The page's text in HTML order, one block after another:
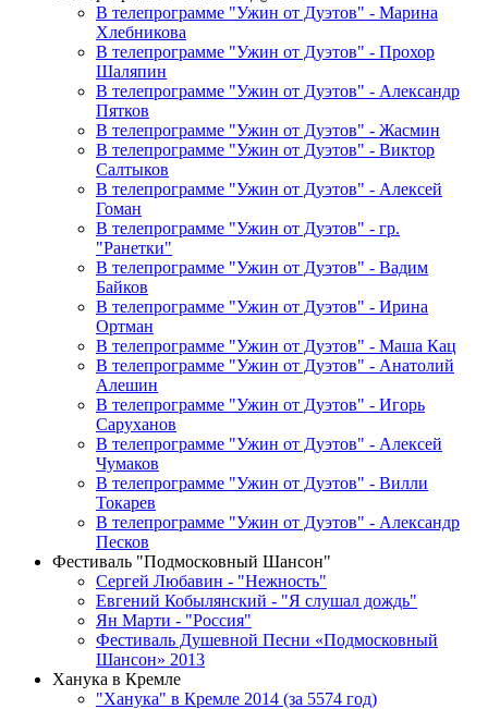
В телепрограмме "Ужин от Дуэтов" - Марина
Хлебникова
В телепрограмме "Ужин от Дуэтов" - Прохор
Шаляпин
В телепрограмме "Ужин от Дуэтов" - Александр
Пятков
В телепрограмме "Ужин от Дуэтов" - Жасмин
В телепрограмме "Ужин от Дуэтов" - Виктор
Салтыков
В телепрограмме "Ужин от Дуэтов" - Алексей
Гоман
В телепрограмме "Ужин от Дуэтов" - гр.
"Ранетки"
В телепрограмме "Ужин от Дуэтов" - Вадим
Байков
В телепрограмме "Ужин от Дуэтов" - Ирина
Ортман
В телепрограмме "Ужин от Дуэтов" - Маша Кац
В телепрограмме "Ужин от Дуэтов" - Анатолий
Алешин
В телепрограмме "Ужин от Дуэтов" - Игорь
Саруханов
В телепрограмме "Ужин от Дуэтов" - Алексей
Чумаков
В телепрограмме "Ужин от Дуэтов" - Вилли
Токарев
В телепрограмме "Ужин от Дуэтов" - Александр
Песков
Фестиваль "Подмосковный Шансон"
Сергей Любавин - "Нежность"
Евгений Кобылянский - "Я слушал дождь"
Ян Марти - "Россия"
Фестиваль Душевной Песни «Подмосковный
Шансон» 2013
Ханука в Кремле
"Ханука" в Кремле 2014 (за 5574 год)